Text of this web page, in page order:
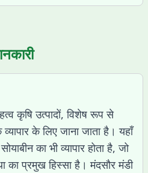
कृषि उत्पादों, विशेष रूप से
के लिए जाना जाता है। यहाँ
का भी व्यापार होता है, जो
का प्रमुख हिस्सा है। मंदसौर मंडी